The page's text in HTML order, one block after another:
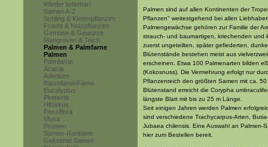
Wieder lieferbar!
Samen A-Z
Schling & Kletterpflanzen
Frucht & Nutzpflanzen
Gemüse & Gewürze
Mangroven & Teich
Palmen & Palmfarne
Palmen
Palmfarne
Acacia
Adenium
Baumfarne/Farne
Eucalyptus
Plumeria
Hibiskus
Passiflora
Musa
Proteen
Samen-Raritäten
Gekeimte Samen
Palmen sind auf allen Kontinenten der
Pflanzen" weitestgehend bei allen
Palmengewächse gehören zur Familie der
strauch- und baumartigen, kriechenden und
zuerst ungeteilten, später gefiederten,
Blütenstände bestehen meist aus
erscheinen. Etwa 100 Palmenarten bilden
(Kokosnuss). Die Vermehrung erfolgt nur
Pflanzenreich den größten Samen mit ca.
Blütenstand erreicht die Corypha
längste Blatt mit bis zu 25 m Länge.
Seit einigen Jahren werden Palmen
sind verschiedene Trachycarpus-Arten,
Jubaea chilensis. Eine Auswahl an Palmen-
hier zum Bestellen bereit.